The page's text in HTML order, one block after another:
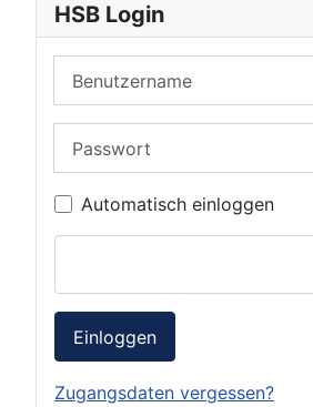
HSB Login
Automatisch einloggen
Einloggen
Zugangsdaten vergessen?